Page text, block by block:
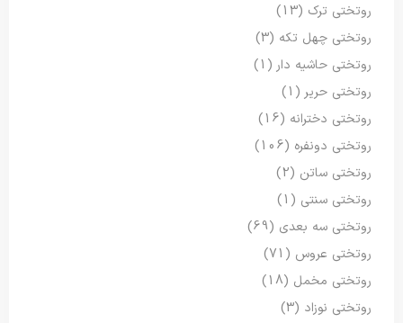
روتختی ترک (13)
روتختی چهل تکه (3)
روتختی حاشیه دار (1)
روتختی حریر (1)
روتختی دخترانه (16)
روتختی دونفره (106)
روتختی ساتن (2)
روتختی سنتی (1)
روتختی سه بعدی (69)
روتختی عروس (71)
روتختی مخمل (18)
روتختی نوزاد (3)